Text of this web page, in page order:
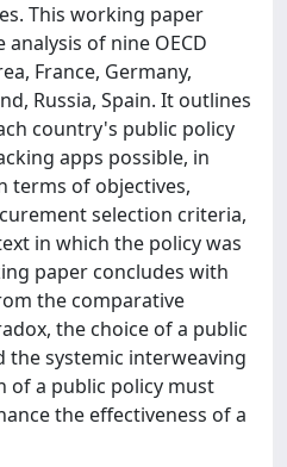
This working paper
of nine OECD
France, Germany,
Russia, Spain. It outlines
country's public policy
apps possible, in
terms of objectives,
selection criteria,
in which the policy was
paper concludes with
the comparative
the choice of a public
the systemic interweaving
of a public policy must
the effectiveness of a